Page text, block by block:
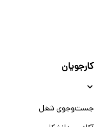
کارجویان
جست‌و‌جوی شغل